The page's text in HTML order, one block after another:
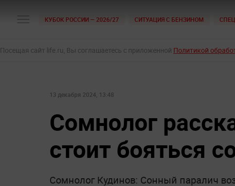
КУБОК РОССИИ — 2026/27 СИТУАЦИЯ С БЕНЗИНОМ
Посещая сайт life.ru, Вы соглашаетесь с приложенной Политикой
13 декабря 2024, 13:48
Сомнолог
стоит бояться
Сомнолог Кудинов: Сонный паралич